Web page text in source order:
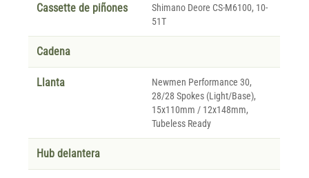
Cassette de piñones
Shimano Deore CS-M6100, 10-
51T
Cadena
Llanta
Newmen Performance 30,
28/28 Spokes (Light/Base),
15x110mm / 12x148mm,
Tubeless Ready
Hub delantera